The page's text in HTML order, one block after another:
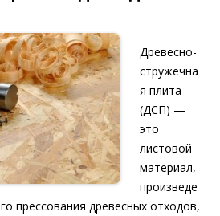
Древесно-
стружечна
я плита
(ДСП) —
это
листовой
материал,
произведе
прессования древесных отходов,